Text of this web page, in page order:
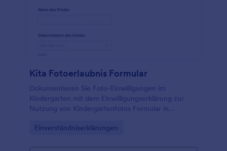
Kita Fotoerlaubnis Formular
Dokumentieren Sie Foto-Einwilligungen im
Kindergarten mit dem Einwilligungserklärung zur
Nutzung von Kindergartenfotos Formular in
Formularantworten für Betreuungseinrichtungen
Go to Category:
Einverständniserklärungen